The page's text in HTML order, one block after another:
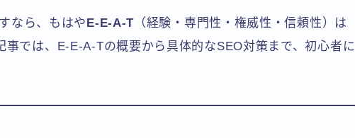
なら、もはや E-E-A-T （経験・専門性・権威性・信頼性）は
事では、E-E-A-Tの概要から具体的なSEO対策まで、初心者に